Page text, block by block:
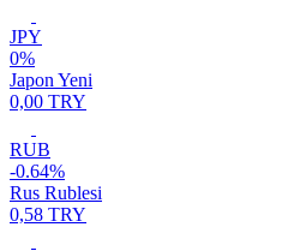
JPY
0%
Japon Yeni
0,00 TRY
RUB
-0.64%
Rus Rublesi
0,58 TRY